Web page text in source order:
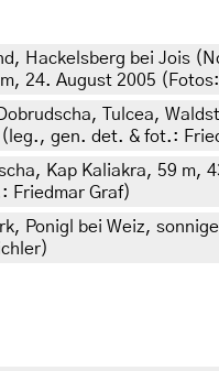
Hackelsberg bei Jois
24. August 2005
Tulcea,
gen. det. & fot.:
Kap Kaliakra, 59 m,
Friedmar Graf)
Ponigl bei Weiz,